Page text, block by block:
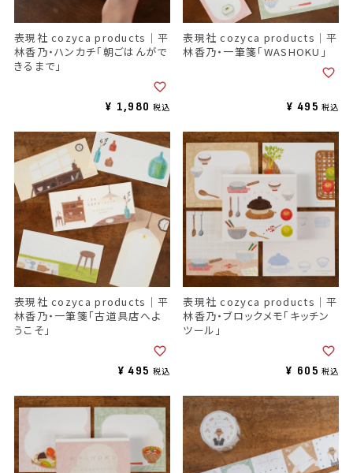
表現社 cozyca products｜平
林香乃・ハンカチ「朝ごはんがで
きるまで」
¥ 1,980 税込
表現社 cozyca products｜平
林香乃・一筆箋「WASHOKU」
¥ 495 税込
表現社 cozyca products｜平
林香乃・一筆箋「古道具店へよ
うこそ」
¥ 495 税込
表現社 cozyca products｜平
林香乃・ブロックメモ「キッチン
ツール」
¥ 605 税込